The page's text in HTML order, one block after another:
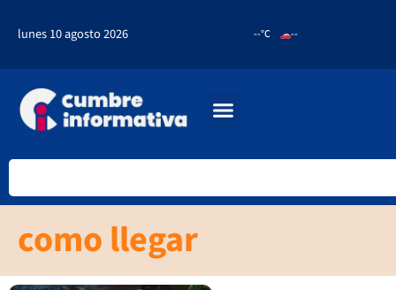
lunes 10 agosto 2026 --°C --
como llegar